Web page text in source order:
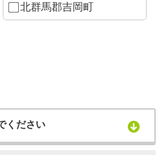
北群馬郡吉岡町
ください